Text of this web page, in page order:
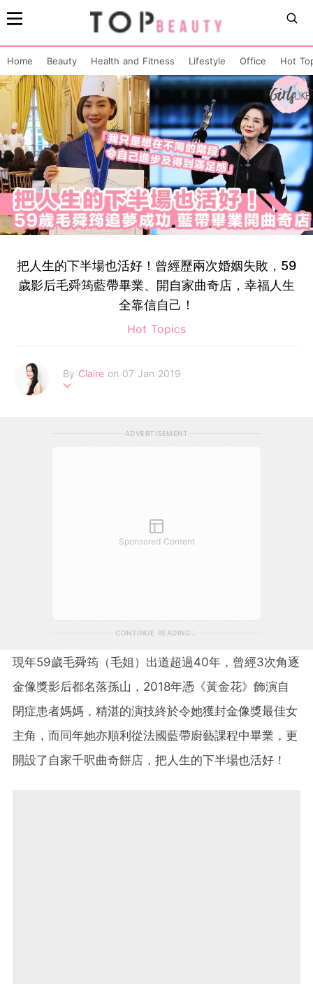
Home Beauty Health and Fitness Lifestyle Office Hot
把人生的下半場也活好！曾經歷兩次婚姻失敗，59
歲影后毛舜筠藍帶畢業、開自家曲奇店，幸福人生
全靠信自己！
Hot Topics
By Claire on 07 Jan 2019
ADVERTISEMENT
Sponsored Content
CONTINUE READING
現年59歲毛舜筠（毛姐）出道超過40年，曾經3次角逐
金像獎影后都名落孫山，2018年憑《黃金花》飾演自
閉症患者媽媽，精湛的演技終於令她獲封金像獎最佳女
主角，而同年她亦順利從法國藍帶廚藝課程中畢業，更
開設了自家千呎曲奇餅店，把人生的下半場也活好！